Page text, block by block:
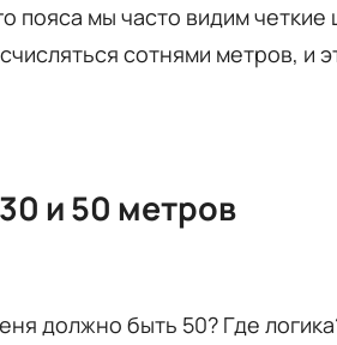
пояса мы часто видим четкие
сотнями метров, и
и 50 метров
должно быть 50? Где